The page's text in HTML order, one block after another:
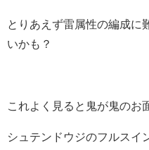
とりあえず雷属性の編成に
いかも？
これよく見ると鬼が鬼のお
シュテンドウジのフルスイ